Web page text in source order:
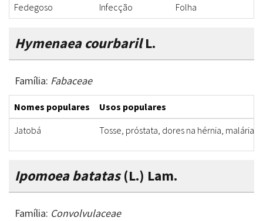
Fedegoso
Infecção Folha
Hymenaea courbarilL.
Família: Fabaceae
Nomes populares
Usos populares
Jatobá
Tosse, próstata, dores na hérnia, malária,
Ipomoea batatas(L.) Lam.
Família: Convolvulaceae